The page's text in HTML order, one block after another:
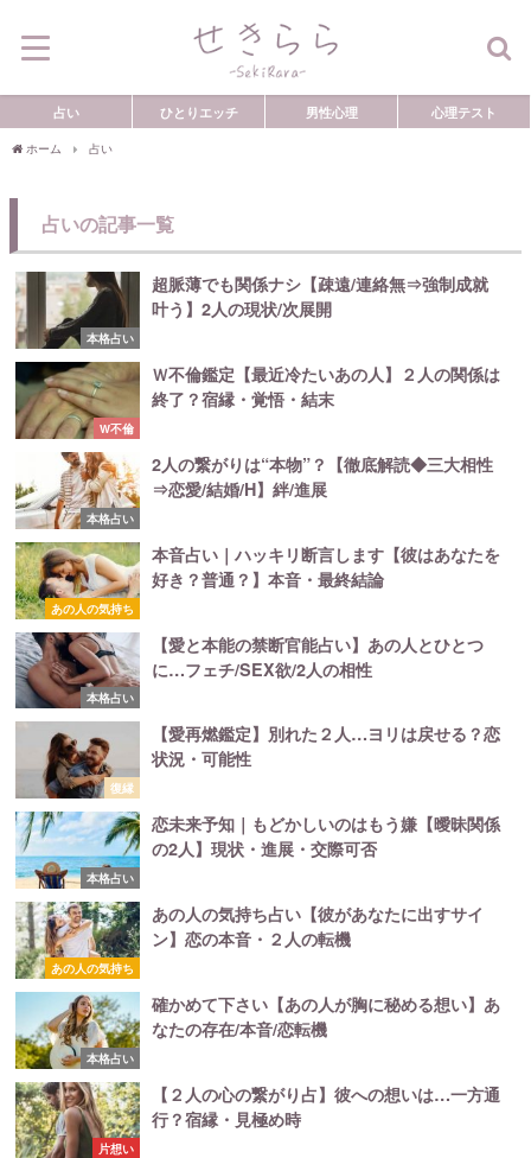
占い ひとりエッチ 男性心理 心理テスト
ホーム 占い
占いの記事一覧
本格占い
超脈薄でも関係ナシ【疎遠/連絡無⇒強制成就
叶う】2人の現状/次展開
W不倫
Ｗ不倫鑑定【最近冷たいあの人】２人の関係は
終了？宿縁・覚悟・結末
本格占い
2人の繋がりは“本物”？【徹底解読◆三大相性
⇒恋愛/結婚/H】絆/進展
あの人の気持ち
本音占い｜ハッキリ断言します【彼はあなたを
好き？普通？】本音・最終結論
本格占い
【愛と本能の禁断官能占い】あの人とひとつ
に…フェチ/SEX欲/2人の相性
復縁
【愛再燃鑑定】別れた２人…ヨリは戻せる？恋
状況・可能性
本格占い
恋未来予知｜もどかしいのはもう嫌【曖昧関係
の2人】現状・進展・交際可否
あの人の気持ち
あの人の気持ち占い【彼があなたに出すサイ
ン】恋の本音・２人の転機
本格占い
確かめて下さい【あの人が胸に秘める想い】あ
なたの存在/本音/恋転機
片想い
【２人の心の繋がり占】彼への想いは…一方通
行？宿縁・見極め時